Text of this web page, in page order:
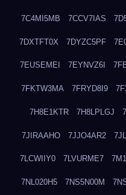
7C4MI5MB 7CCV7IAS
7DXTFT0X 7DYZC5PF
7EUSEMEI 7EYNVZ6I
7FKTW3MA 7FRYD8I9
7H8E1KTR 7H8LPLGJ
7JIRAAHO 7JJO4AR2
7LCWIIY0 7LVURME7
7NL020H5 7NS5N00M